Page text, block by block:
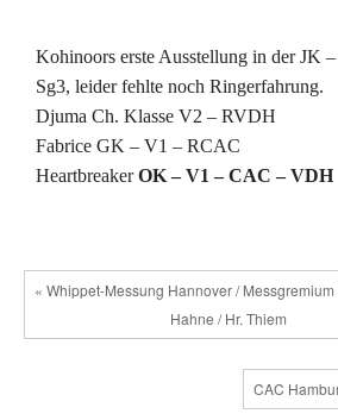
Kohinoors erste Ausstellung in der JK –
Sg3, leider fehlte noch Ringerfahrung.
Djuma Ch. Klasse V2 – RVDH
Fabrice GK – V1 – RCAC
HeartbreakerOK – V1 – CAC – VDH
« Whippet-Messung Hannover / Messgremium
Hahne / Hr. Thiem
CAC